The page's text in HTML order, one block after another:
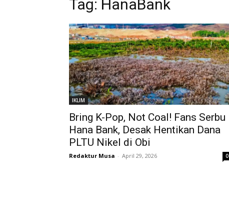
Tag: HanaBank
IKLIM
Bring K-Pop, Not Coal! Fans Serbu
Hana Bank, Desak Hentikan Dana
PLTU Nikel di Obi
Redaktur Musa - April 29, 2026 0